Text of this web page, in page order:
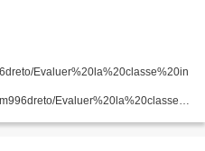
Evaluer%20la%20classe%20in
Evaluer%20la%20classe%